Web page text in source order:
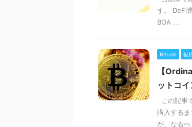
す。 DeFi
BOA ...
Bitcoin 仮
【
ットコイ
この記事
購入する
が、なる